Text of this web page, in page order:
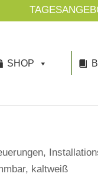
SHOP
kaltweiß